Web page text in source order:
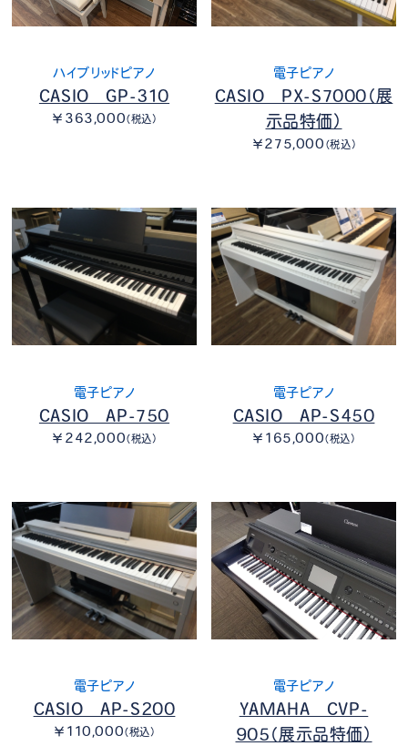
ハイブリッドピアノ
CASIO GP-310
￥363,000（税込）
電子ピアノ
CASIO PX-S7000（展
示品特価）
￥275,000 （税込）
電子ピアノ
CASIO AP-750
￥242,000（税込）
電子ピアノ
CASIO AP-S450
￥165,000（税込）
電子ピアノ
CASIO AP-S200
￥110,000（税込）
電子ピアノ
YAMAHA CVP-
905（展示品特価）